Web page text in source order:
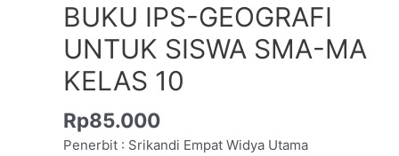
BUKU IPS-GEOGRAFI
UNTUK SISWA SMA-MA
KELAS 10
Rp85.000
Penerbit : Srikandi Empat Widya Utama
SMA-
MA
KELAS
10